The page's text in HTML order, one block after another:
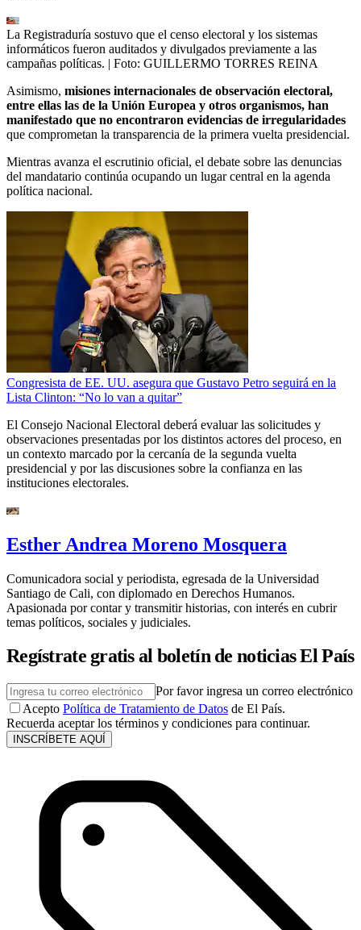
La Registraduría sostuvo que el censo electoral y los sistemas
informáticos fueron auditados y divulgados previamente a las
campañas políticas. | Foto: GUILLERMO TORRES REINA
Asimismo, misiones internacionales de observación electoral,
entre ellas las de la Unión Europea y otros organismos, han
manifestado que no encontraron evidencias de irregularidades
que comprometan la transparencia de la primera vuelta presidencial.
Mientras avanza el escrutinio oficial, el debate sobre las denuncias
del mandatario continúa ocupando un lugar central en la agenda
política nacional.
Congresista de EE. UU. asegura que Gustavo Petro seguirá en la
Lista Clinton: “No lo van a quitar”
El Consejo Nacional Electoral deberá evaluar las solicitudes y
observaciones presentadas por los distintos actores del proceso, en
un contexto marcado por la cercanía de la segunda vuelta
presidencial y por las discusiones sobre la confianza en las
instituciones electorales.
Esther Andrea Moreno Mosquera
Comunicadora social y periodista, egresada de la Universidad
Santiago de Cali, con diplomado en Derechos Humanos.
Apasionada por contar y transmitir historias, con interés en cubrir
temas políticos, sociales y judiciales.
Regístrate gratis al boletín de noticias El País
Por favor ingresa un correo electrónico
Acepto Política de Tratamiento de Datos de El País.
Recuerda aceptar los términos y condiciones para continuar.
INSCRÍBETE AQUÍ